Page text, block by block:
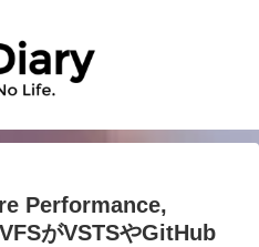
Performance,
がVSTSやGitHub